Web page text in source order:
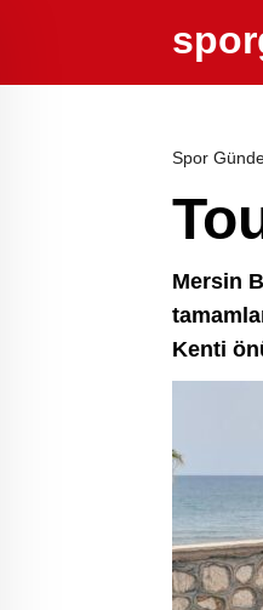
Spor
Mersin
Kenti